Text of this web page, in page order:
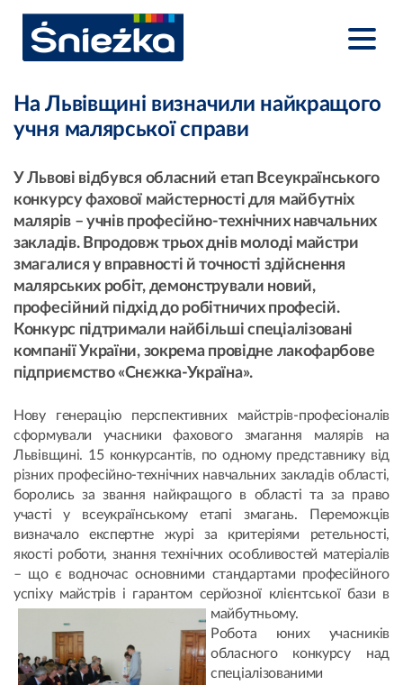
На Львівщині визначили найкращого
учня малярської справи
У Львові відбувся обласний етап Всеукраїнського
конкурсу фахової майстерності для майбутніх
малярів – учнів професійно-технічних навчальних
закладів. Впродовж трьох днів молоді майстри
змагалися у вправності й точності здійснення
малярських робіт, демонстрували новий,
професійний підхід до робітничих професій.
Конкурс підтримали найбільші спеціалізовані
компанії України, зокрема провідне лакофарбове
підприємство «Снєжка-Україна».
Нову генерацію перспективних майстрів-професіоналів
сформували учасники фахового змагання малярів на
Львівщині. 15 конкурсантів, по одному представнику від
різних професійно-технічних навчальних закладів області,
боролись за звання найкращого в області та за право
участі у всеукраїнському етапі змагань. Переможців
визначало експертне журі за критеріями ретельності,
якості роботи, знання технічних особливостей матеріалів
– що є водночас основними стандартами професійного
успіху майстрів і гарантом серйозної клієнтської бази в
майбутньому.
Робота юних учасників
обласного конкурсу над
спеціалізованими